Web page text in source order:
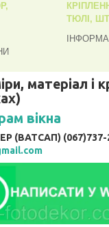
ТЮЛІ,
матеріал і
вікна
(067)737-